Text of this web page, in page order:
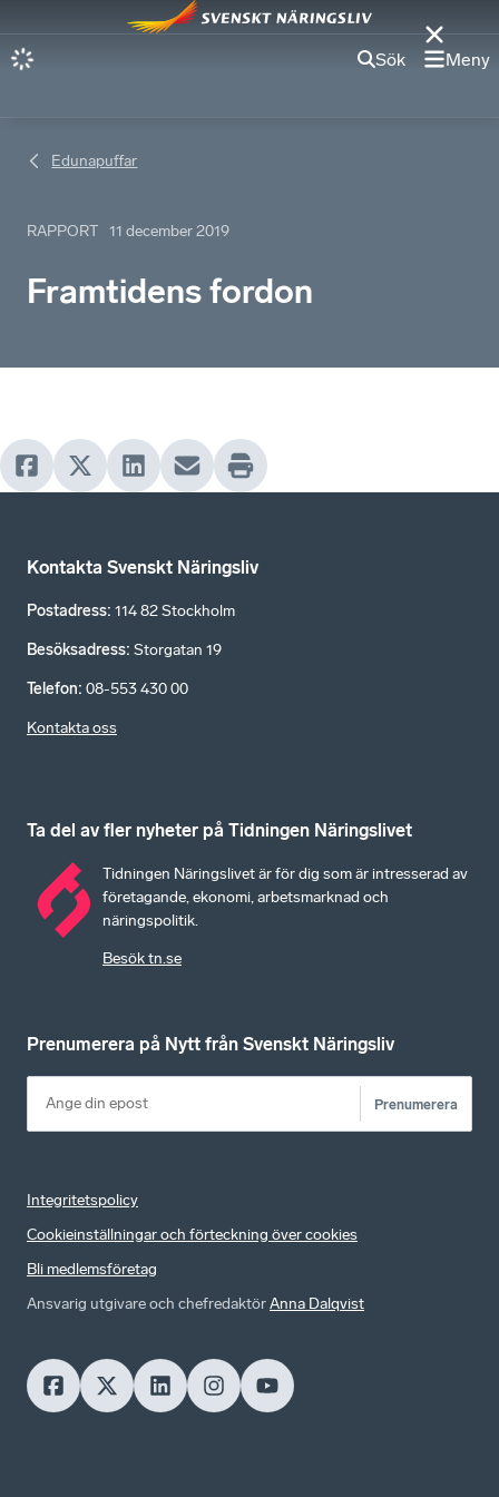
Sök Meny
Edunapuffar
RAPPORT 11 december 2019
Framtidens fordon
Kontakta Svenskt Näringsliv
Postadress: 114 82 Stockholm
Besöksadress: Storgatan 19
Telefon: 08-553 430 00
Kontakta oss
Ta del av fler nyheter på Tidningen Näringslivet
Tidningen Näringslivet är för dig som är intresserad av
företagande, ekonomi, arbetsmarknad och
näringspolitik.
Besök tn.se
Prenumerera på Nytt från Svenskt Näringsliv
Prenumerera
Integritetspolicy
Cookieinställningar och förteckning över cookies
Bli medlemsföretag
Ansvarig utgivare och chefredaktörAnna Dalqvist